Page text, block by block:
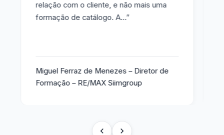
relação com o cliente, e não mais uma
formação de catálogo. A…”
Miguel Ferraz de Menezes – Diretor de
Formação – RE/MAX Siimgroup